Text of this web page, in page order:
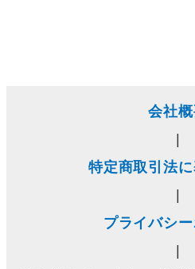
会社
|
特定商取引法
|
プライバシ
|